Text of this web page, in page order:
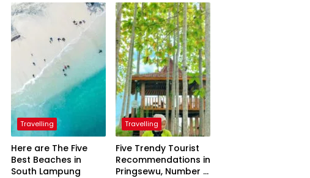
Travelling
Here are The Five
Best Beaches in
South Lampung
Travelling
Five Trendy Tourist
Recommendations in
Pringsewu, Number 3